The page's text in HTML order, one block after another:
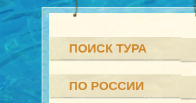
ПОИСК ТУРА
ПО РОССИИ